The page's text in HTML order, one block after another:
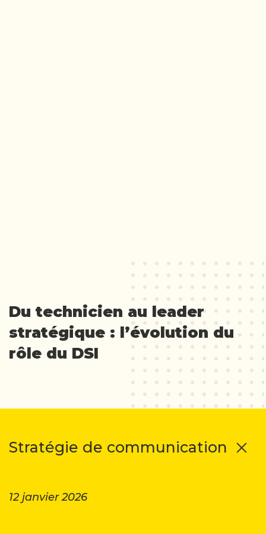
Du technicien au leader
stratégique : l’évolution du
rôle du DSI
Stratégie de communication
12 janvier 2026